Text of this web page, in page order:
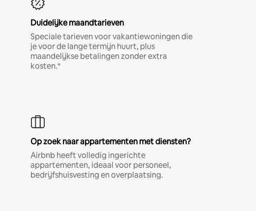
Duidelijke maandtarieven
Speciale tarieven voor vakantiewoningen die
je voor de lange termijn huurt, plus
maandelijkse betalingen zonder extra
kosten.*
Op zoek naar appartementen met diensten?
Airbnb heeft volledig ingerichte
appartementen, ideaal voor personeel,
bedrijfshuisvesting en overplaatsing.